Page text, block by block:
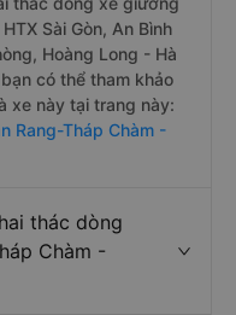
Sài Gòn, An Bình
Hoàng Long - Hà
có thể tham khảo
xe này tại trang này:
Rang-Tháp Chàm -
thác dòng
Chàm -